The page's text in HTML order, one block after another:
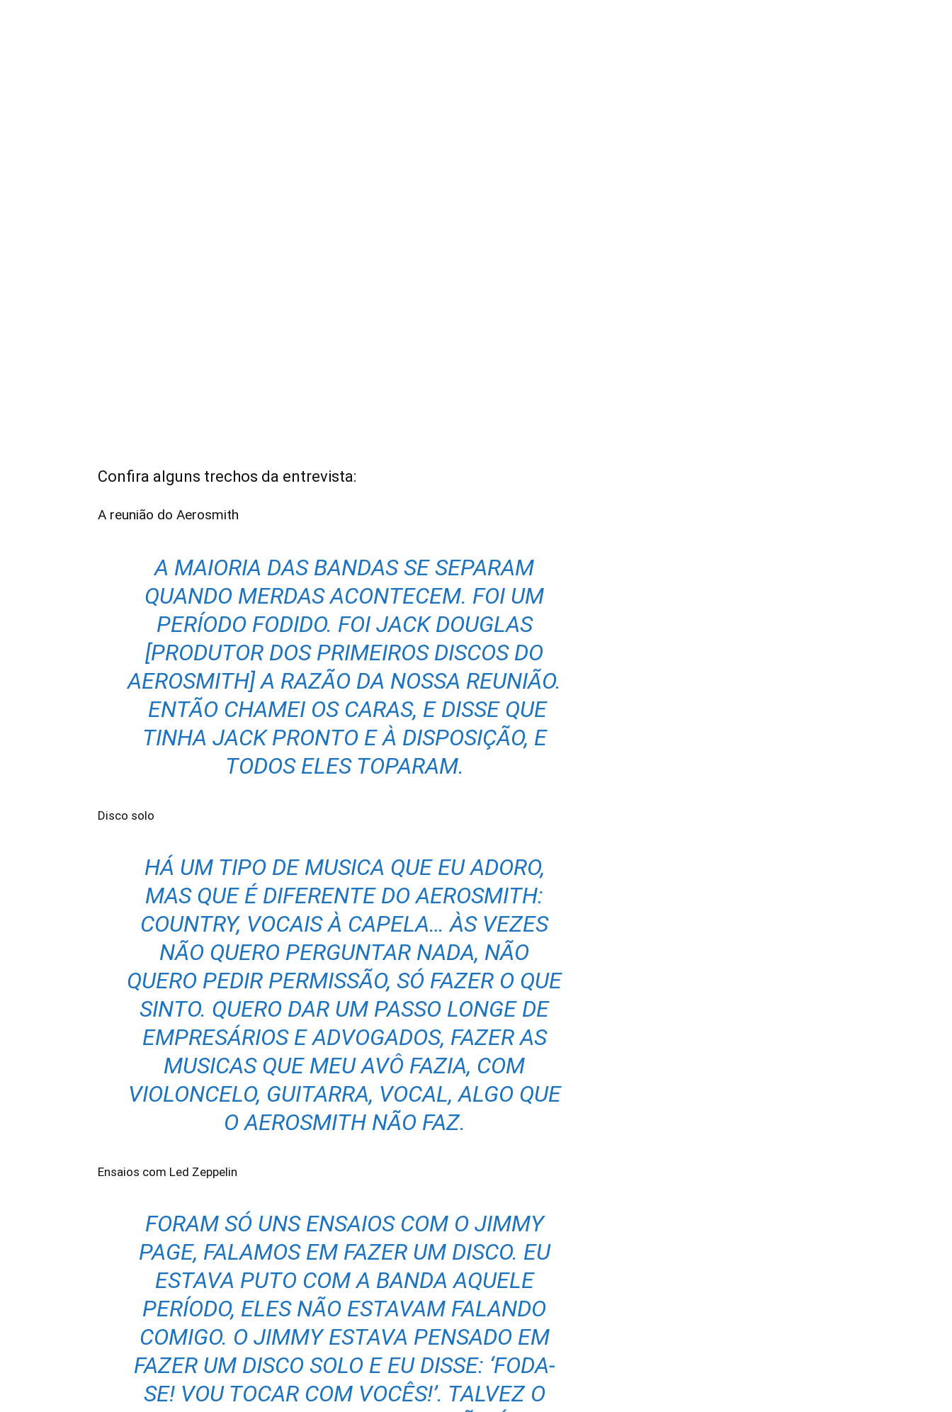
Confira alguns trechos da entrevista:
A reunião do Aerosmith
A MAIORIA DAS BANDAS SE SEPARAM
QUANDO MERDAS ACONTECEM. FOI UM
PERÍODO FODIDO. FOI JACK DOUGLAS
[PRODUTOR DOS PRIMEIROS DISCOS DO
AEROSMITH] A RAZÃO DA NOSSA REUNIÃO.
ENTÃO CHAMEI OS CARAS, E DISSE QUE
TINHA JACK PRONTO E À DISPOSIÇÃO, E
TODOS ELES TOPARAM.
Disco solo
HÁ UM TIPO DE MUSICA QUE EU ADORO,
MAS QUE É DIFERENTE DO AEROSMITH:
COUNTRY, VOCAIS À CAPELA… ÀS VEZES
NÃO QUERO PERGUNTAR NADA, NÃO
QUERO PEDIR PERMISSÃO, SÓ FAZER O QUE
SINTO. QUERO DAR UM PASSO LONGE DE
EMPRESÁRIOS E ADVOGADOS, FAZER AS
MUSICAS QUE MEU AVÔ FAZIA, COM
VIOLONCELO, GUITARRA, VOCAL, ALGO QUE
O AEROSMITH NÃO FAZ.
Ensaios com Led Zeppelin
FORAM SÓ UNS ENSAIOS COM O JIMMY
PAGE, FALAMOS EM FAZER UM DISCO. EU
ESTAVA PUTO COM A BANDA AQUELE
PERÍODO, ELES NÃO ESTAVAM FALANDO
COMIGO. O JIMMY ESTAVA PENSADO EM
FAZER UM DISCO SOLO E EU DISSE: ‘FODA-
SE! VOU TOCAR COM VOCÊS!’. TALVEZ O